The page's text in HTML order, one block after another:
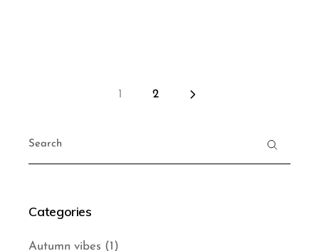
pagination
1 2
for:
Categories
Autumn vibes (1)